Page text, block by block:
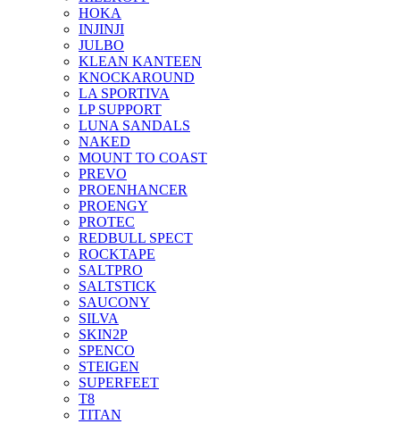
HOKA
INJINJI
JULBO
KLEAN KANTEEN
KNOCKAROUND
LA SPORTIVA
LP SUPPORT
LUNA SANDALS
NAKED
MOUNT TO COAST
PREVO
PROENHANCER
PROENGY
PROTEC
REDBULL SPECT
ROCKTAPE
SALTPRO
SALTSTICK
SAUCONY
SILVA
SKIN2P
SPENCO
STEIGEN
SUPERFEET
T8
TITAN